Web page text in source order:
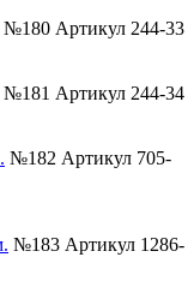
№180 Артикул 244-33
№181 Артикул 244-34
№182 Артикул 705-
№183 Артикул 1286-